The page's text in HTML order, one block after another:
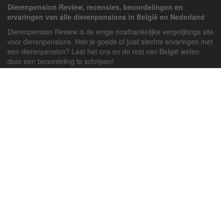
Dierenpension Review, recensies, beoordelingen en
ervaringen van alle dierenpensions in België en Nederland
Dierenpension Review is de enige onafhankelijke vergelijkings site
voor dierenpensions. Heb je goede of juist slechte ervaringen met
een dierenpension? Laat het ons en de rest van België weten
door een beoordeling te schrijven!